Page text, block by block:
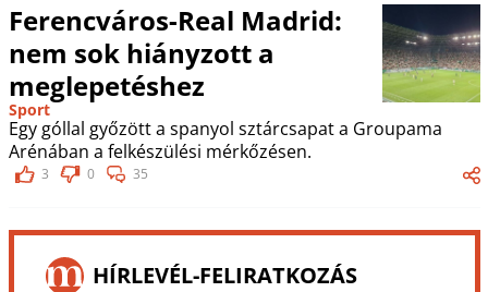
Ferencváros-Real Madrid:
nem sok hiányzott a
meglepetéshez
Sport
Egy góllal győzött a spanyol sztárcsapat a Groupama
Arénában a felkészülési mérkőzésen.
3 0 35
HÍRLEVÉL-FELIRATKOZÁS